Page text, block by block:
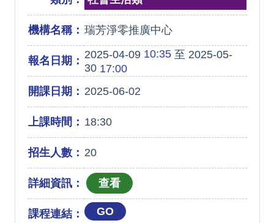
機構名稱： 瑞芳淨零推廣中心
報名日期： 2025-04-0910:35至 2025-05-
3017:00
開課日期： 2025-06-02
上課時間： 18:30
招生人數： 20
詳細資訊：
課程連結： GO